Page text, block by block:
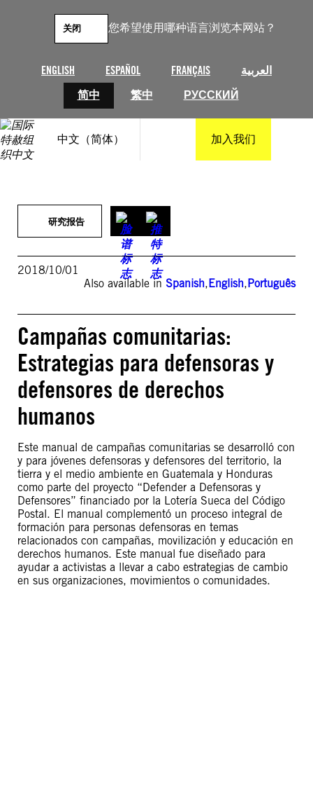
您希望使用哪种语言浏览本网站？
ENGLISH ESPAÑOL FRANÇAIS
العربية
简中
繁中 РУССКИЙ
关闭
中文（简体） 加入我们
研究报告
2018/10/01
Also available in Spanish,English,Português
Campañas comunitarias:
Estrategias para defensoras y
defensores de derechos
humanos
Este manual de campañas comunitarias se desarrolló con
y para jóvenes defensoras y defensores del territorio, la
tierra y el medio ambiente en Guatemala y Honduras
como parte del proyecto “Defender a Defensoras y
Defensores” financiado por la Lotería Sueca del Código
Postal. El manual complementó un proceso integral de
formación para personas defensoras en temas
relacionados con campañas, movilización y educación en
derechos humanos. Este manual fue diseñado para
ayudar a activistas a llevar a cabo estrategias de cambio
en sus organizaciones, movimientos o comunidades.